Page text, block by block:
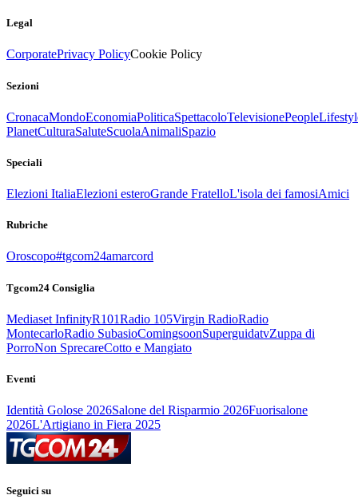
Legal
CorporatePrivacy PolicyCookie Policy
Sezioni
CronacaMondoEconomiaPoliticaSpettacoloTelevisionePeople
PlanetCulturaSaluteScuolaAnimaliSpazio
Speciali
Elezioni ItaliaElezioni esteroGrande FratelloL'isola dei famosiAmici
Rubriche
Oroscopo#tgcom24amarcord
Tgcom24 Consiglia
Mediaset InfinityR101Radio 105Virgin RadioRadio
MontecarloRadio SubasioComingsoonSuperguidatvZuppa di
PorroNon SprecareCotto e Mangiato
Eventi
Identità Golose 2026Salone del Risparmio 2026Fuorisalone
2026L'Artigiano in Fiera 2025
Seguici su